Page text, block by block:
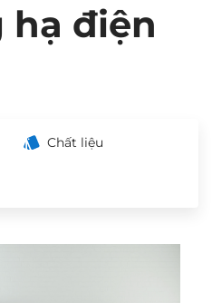
hạ điện
Chất liệu